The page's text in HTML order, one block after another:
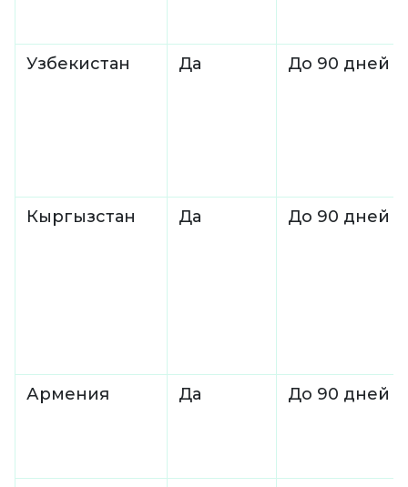
Узбекистан Да До 90 дней
Кыргызстан Да До 90 дней
Армения Да До 90 дней